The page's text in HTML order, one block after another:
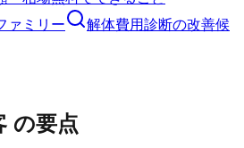
ァミリー 解体費用診断の改善候
の要点